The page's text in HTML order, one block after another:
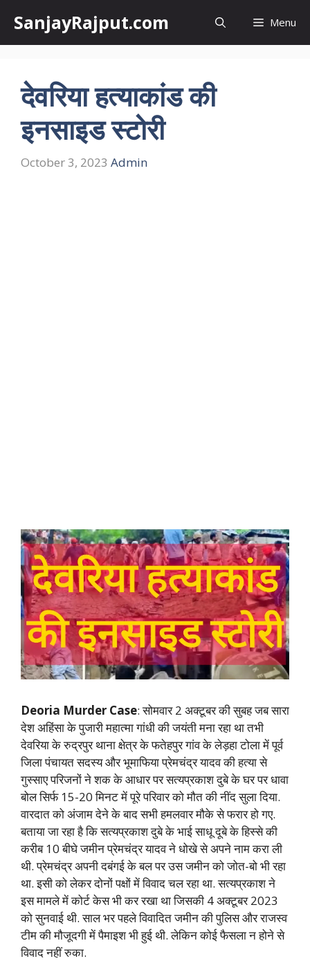
content
SanjayRajput.com Menu
देवरिया हत्याकांड की
इनसाइड स्टोरी
October 3, 2023 Admin
Deoria Murder Case: सोमवार 2 अक्टूबर की सुबह जब सारा
देश अहिंसा के पुजारी महात्मा गांधी की जयंती मना रहा था तभी
देवरिया के रुद्रपुर थाना क्षेत्र के फतेहपुर गांव के लेड़हा टोला में पूर्व
जिला पंचायत सदस्य और भूमाफिया प्रेमचंद्र यादव की हत्या से
गुस्साए परिजनों ने शक के आधार पर सत्यप्रकाश दुबे के घर पर धावा
बोल सिर्फ 15-20 मिनट में पूरे परिवार को मौत की नींद सुला दिया.
वारदात को अंजाम देने के बाद सभी हमलवार मौके से फरार हो गए.
बताया जा रहा है कि सत्यप्रकाश दुबे के भाई साधू दूबे के हिस्से की
करीब 10 बीघे जमीन प्रेमचंद्र यादव ने धोखे से अपने नाम करा ली
थी. प्रेमचंद्र अपनी दबंगई के बल पर उस जमीन को जोत-बो भी रहा
था. इसी को लेकर दोनों पक्षों में विवाद चल रहा था. सत्यप्रकाश ने
इस मामले में कोर्ट केस भी कर रखा था जिसकी 4 अक्टूबर 2023
को सुनवाई थी. साल भर पहले विवादित जमीन की पुलिस और राजस्व
टीम की मौजूदगी में पैमाइश भी हुई थी. लेकिन कोई फैसला न होने से
विवाद नहीं रुका.